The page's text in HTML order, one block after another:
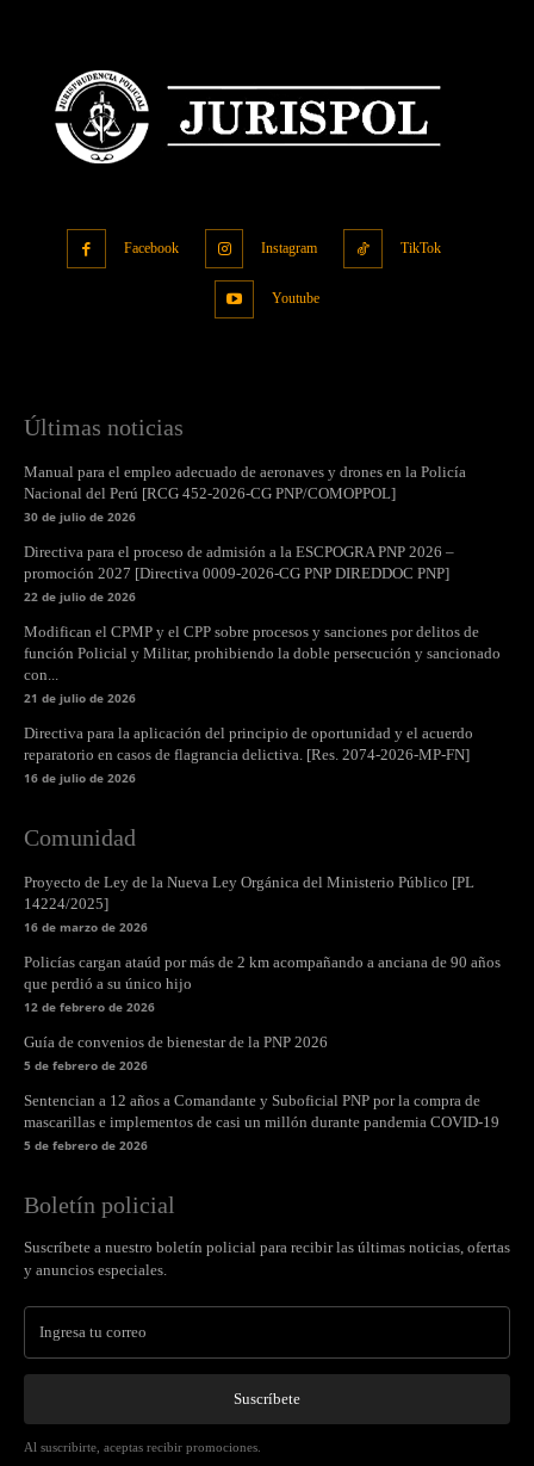
Facebook Instagram TikTok
Youtube
Últimas noticias
Manual para el empleo adecuado de aeronaves y drones en la Policía
Nacional del Perú [RCG 452-2026-CG PNP/COMOPPOL]
30 de julio de 2026
Directiva para el proceso de admisión a la ESCPOGRA PNP 2026 –
promoción 2027 [Directiva 0009-2026-CG PNP DIREDDOC PNP]
22 de julio de 2026
Modifican el CPMP y el CPP sobre procesos y sanciones por delitos de
función Policial y Militar, prohibiendo la doble persecución y sancionado
con...
21 de julio de 2026
Directiva para la aplicación del principio de oportunidad y el acuerdo
reparatorio en casos de flagrancia delictiva. [Res. 2074-2026-MP-FN]
16 de julio de 2026
Comunidad
Proyecto de Ley de la Nueva Ley Orgánica del Ministerio Público [PL
14224/2025]
16 de marzo de 2026
Policías cargan ataúd por más de 2 km acompañando a anciana de 90 años
que perdió a su único hijo
12 de febrero de 2026
Guía de convenios de bienestar de la PNP 2026
5 de febrero de 2026
Sentencian a 12 años a Comandante y Suboficial PNP por la compra de
mascarillas e implementos de casi un millón durante pandemia COVID-19
5 de febrero de 2026
Boletín policial
Suscríbete a nuestro boletín policial para recibir las últimas noticias, ofertas
y anuncios especiales.
Suscríbete
Al suscribirte, aceptas recibir promociones.